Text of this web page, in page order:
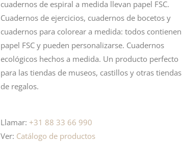
cuadernos de espiral a medida llevan papel FSC.
Cuadernos de ejercicios, cuadernos de bocetos y
cuadernos para coloreara medida: todos contienen
papel FSC y pueden personalizarse. Cuadernos
ecológicos hechos a medida. Un producto perfecto
para las tiendas de museos, castillos y otras tiendas
de regalos.
Llamar: +31 88 33 66 990
Ver: Catálogo de productos